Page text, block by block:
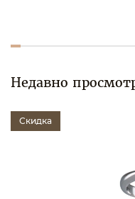
Недавно
Скидка